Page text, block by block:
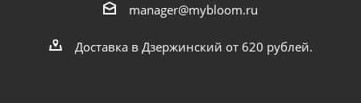
manager@mybloom.ru
Доставка в Дзержинский от 620 рублей.